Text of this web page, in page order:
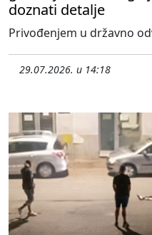
doznati detalje
Privođenjem u državno
29.07.2026. u 14:18